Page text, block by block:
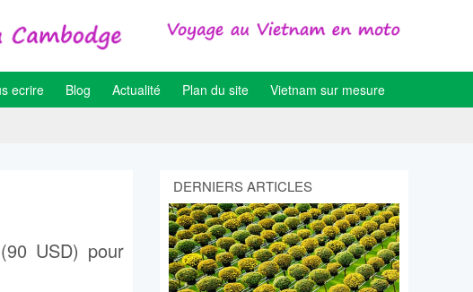
ecrire Blog Actualité Plan du site Vietnam sur mesure
USD) pour
DERNIERS ARTICLES